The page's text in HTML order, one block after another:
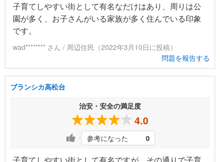
子育てしやすい街として有名なだけはあり、周りは公
園が多く、お子さんがいる家族が多く住んでいる印象
です。
wad******** さん / 周辺住民（2022年3月10日に投稿）
問題を報告する
ブランシカ高松台
治安・安全の満足度
4.0
参考になった 0